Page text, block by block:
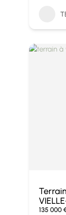
135 000